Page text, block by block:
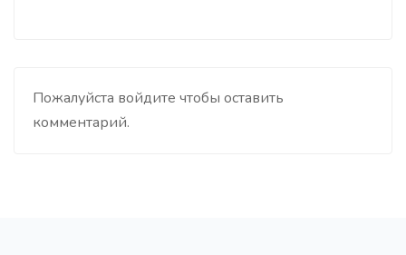
Пожалуйста войдите чтобы оставить
комментарий.